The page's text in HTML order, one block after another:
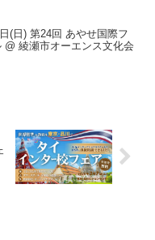
(日) 第24回 あやせ国際フ
@ 綾瀬市オーエンス文化会